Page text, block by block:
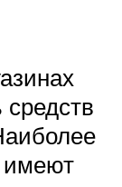
средств
имеют